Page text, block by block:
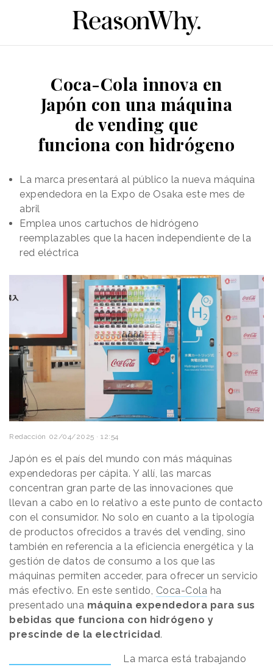
Coca-Cola innova en
Japón con una máquina
de vending que
funciona con hidrógeno
La marca presentará al público la nueva máquina
expendedora en la Expo de Osaka este mes de
abril
Emplea unos cartuchos de hidrógeno
reemplazables que la hacen independiente de la
red eléctrica
Redacción 02/04/2025 · 12:54
Japón es el país del mundo con más máquinas
expendedoras per cápita. Y allí, las marcas
concentran gran parte de las innovaciones que
llevan a cabo en lo relativo a este punto de contacto
con el consumidor. No solo en cuanto a la tipología
de productos ofrecidos a través del vending, sino
también en referencia a la eficiencia energética y la
gestión de datos de consumo a los que las
máquinas permiten acceder, para ofrecer un servicio
más efectivo. En este sentido, Coca-Cola ha
presentado una máquina expendedora para sus
bebidas que funciona con hidrógeno y
prescinde de la electricidad.
La marca está trabajando